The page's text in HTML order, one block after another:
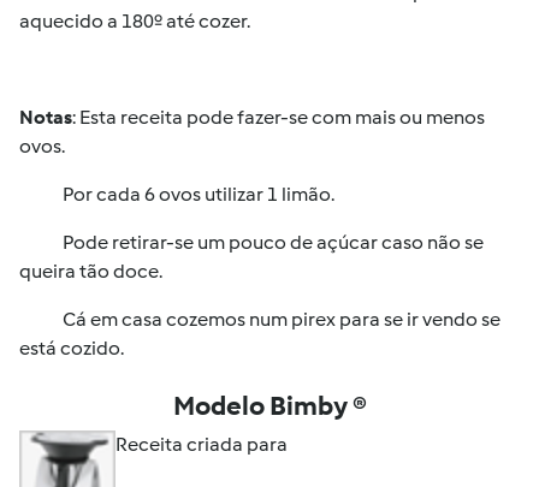
aquecido a 180º até cozer.
Notas: Esta receita pode fazer-se com mais ou menos
ovos.
Por cada 6 ovos utilizar 1 limão.
Pode retirar-se um pouco de açúcar caso não se
queira tão doce.
Cá em casa cozemos num pirex para se ir vendo se
está cozido.
Modelo Bimby ®
Receita criada para